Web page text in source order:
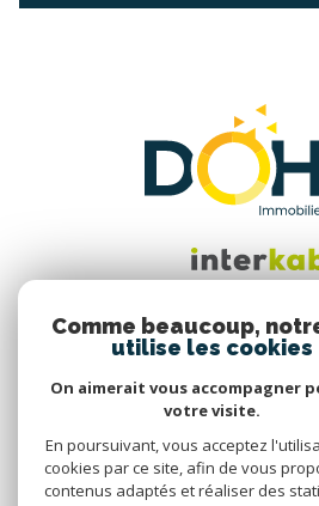
Nous
Comme beaucoup,
utilise les cookies
On aimerait vous accompagner
votre visite.
En poursuivant, vous acceptez
cookies par ce site, afin de vous
contenus adaptés et réaliser des